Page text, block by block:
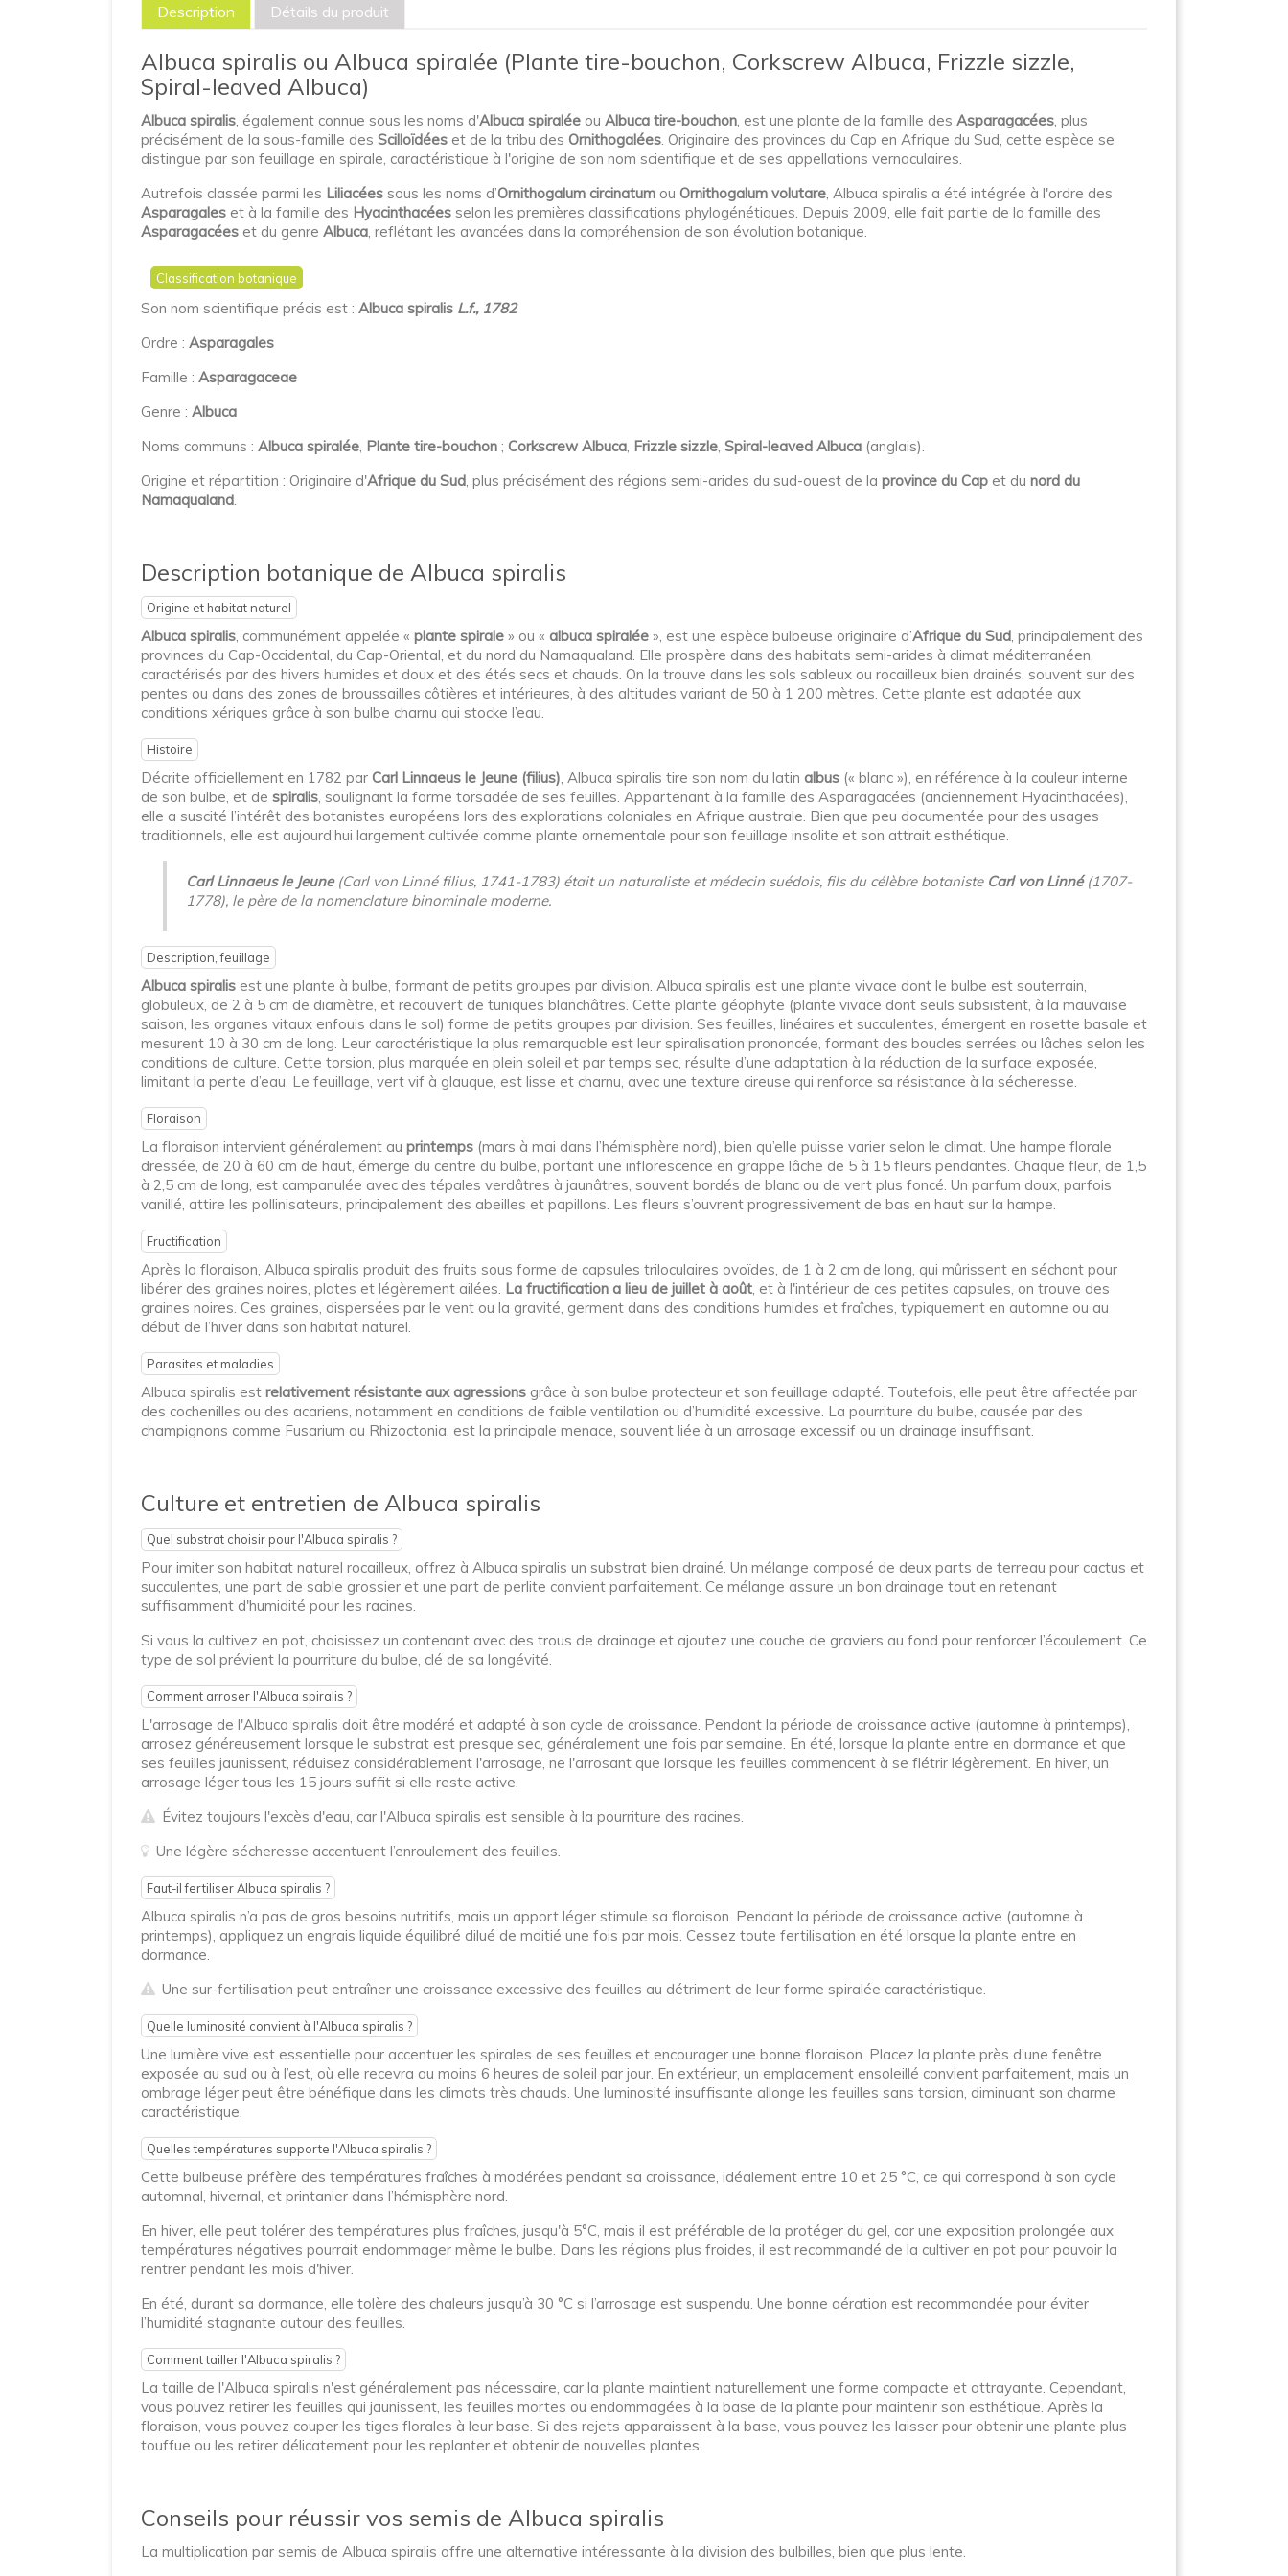
Description Détails du produit
Albuca spiralis ou Albuca spiralée (Plante tire-bouchon, Corkscrew Albuca, Frizzle sizzle,
Spiral-leaved Albuca)
Albuca spiralis , également connue sous les noms d'Albuca spiralée ou Albuca tire-bouchon , est une plante de la famille des Asparagacées , plus
précisément de la sous-famille des Scilloïdées et de la tribu des Ornithogalées . Originaire des provinces du Cap en Afrique du Sud, cette espèce se
distingue par son feuillage en spirale, caractéristique à l'origine de son nom scientifique et de ses appellations vernaculaires.
Autrefois classée parmi les Liliacées sous les noms d’Ornithogalum circinatum ou Ornithogalum volutare , Albuca spiralis a été intégrée à l'ordre des
Asparagales et à la famille des Hyacinthacées selon les premières classifications phylogénétiques. Depuis 2009, elle fait partie de la famille des
Asparagacées et du genre Albuca , reflétant les avancées dans la compréhension de son évolution botanique.
Classification botanique
Son nom scientifique précis est : Albuca spiralis L.f., 1782
Ordre : Asparagales
Famille : Asparagaceae
Genre : Albuca
Noms communs : Albuca spiralée Plante tire-bouchon ; Corkscrew Albuca Frizzle sizzle Spiral-leaved Albuca (anglais).
Origine et répartition : Originaire d'Afrique du Sud , plus précisément des régions semi-arides du sud-ouest de la province du Cap et du nord du
Namaqualand
Description botanique de Albuca spiralis
Origine et habitat naturel
Albuca spiralis, communément appelée « plante spirale » ou « albuca spiralée », est une espèce bulbeuse originaire d’Afrique du Sud, principalement des
provinces du Cap-Occidental, du Cap-Oriental, et du nord du Namaqualand. Elle prospère dans des habitats semi-arides à climat méditerranéen,
caractérisés par des hivers humides et doux et des étés secs et chauds. On la trouve dans les sols sableux ou rocailleux bien drainés, souvent sur des
pentes ou dans des zones de broussailles côtières et intérieures, à des altitudes variant de 50 à 1 200 mètres. Cette plante est adaptée aux
conditions xériques grâce à son bulbe charnu qui stocke l’eau.
Histoire
Décrite officiellement en 1782 par Carl Linnaeus le Jeune (filius), Albuca spiralis tire son nom du latin albus (« blanc »), en référence à la couleur interne
de son bulbe, et de spiralis, soulignant la forme torsadée de ses feuilles. Appartenant à la famille des Asparagacées (anciennement Hyacinthacées),
elle a suscité l’intérêt des botanistes européens lors des explorations coloniales en Afrique australe. Bien que peu documentée pour des usages
traditionnels, elle est aujourd’hui largement cultivée comme plante ornementale pour son feuillage insolite et son attrait esthétique.
Carl Linnaeus le Jeune(Carl von Linné filius, 1741-1783) était un naturaliste et médecin suédois, fils du célèbre botaniste Carl von Linné(1707-
1778), le père de la nomenclature binominale moderne.
Description, feuillage
Albuca spiralis est une plante à bulbe, formant de petits groupes par division. Albuca spiralis est une plante vivace dont le bulbe est souterrain,
globuleux, de 2 à 5 cm de diamètre, et recouvert de tuniques blanchâtres. Cette plante géophyte (plante vivace dont seuls subsistent, à la mauvaise
saison, les organes vitaux enfouis dans le sol) forme de petits groupes par division. Ses feuilles, linéaires et succulentes, émergent en rosette basale et
mesurent 10 à 30 cm de long. Leur caractéristique la plus remarquable est leur spiralisation prononcée, formant des boucles serrées ou lâches selon les
conditions de culture. Cette torsion, plus marquée en plein soleil et par temps sec, résulte d’une adaptation à la réduction de la surface exposée,
limitant la perte d’eau. Le feuillage, vert vif à glauque, est lisse et charnu, avec une texture cireuse qui renforce sa résistance à la sécheresse.
Floraison
La floraison intervient généralement au printemps (mars à mai dans l’hémisphère nord), bien qu’elle puisse varier selon le climat. Une hampe florale
dressée, de 20 à 60 cm de haut, émerge du centre du bulbe, portant une inflorescence en grappe lâche de 5 à 15 fleurs pendantes. Chaque fleur, de 1,5
à 2,5 cm de long, est campanulée avec des tépales verdâtres à jaunâtres, souvent bordés de blanc ou de vert plus foncé. Un parfum doux, parfois
vanillé, attire les pollinisateurs, principalement des abeilles et papillons. Les fleurs s’ouvrent progressivement de bas en haut sur la hampe.
Fructification
Après la floraison, Albuca spiralis produit des fruits sous forme de capsules triloculaires ovoïdes, de 1 à 2 cm de long, qui mûrissent en séchant pour
libérer des graines noires, plates et légèrement ailées. La fructification a lieu de juillet à août, et à l'intérieur de ces petites capsules, on trouve des
graines noires. Ces graines, dispersées par le vent ou la gravité, germent dans des conditions humides et fraîches, typiquement en automne ou au
début de l’hiver dans son habitat naturel.
Parasites et maladies
Albuca spiralis est relativement résistante aux agressions grâce à son bulbe protecteur et son feuillage adapté. Toutefois, elle peut être affectée par
des cochenilles ou des acariens, notamment en conditions de faible ventilation ou d’humidité excessive. La pourriture du bulbe, causée par des
champignons comme Fusarium ou Rhizoctonia, est la principale menace, souvent liée à un arrosage excessif ou un drainage insuffisant.
Culture et entretien de Albuca spiralis
Quel substrat choisir pour l'Albuca spiralis ?
Pour imiter son habitat naturel rocailleux, offrez à Albuca spiralis un substrat bien drainé. Un mélange composé de deux parts de terreau pour cactus et
succulentes, une part de sable grossier et une part de perlite convient parfaitement. Ce mélange assure un bon drainage tout en retenant
suffisamment d'humidité pour les racines.
Si vous la cultivez en pot, choisissez un contenant avec des trous de drainage et ajoutez une couche de graviers au fond pour renforcer l’écoulement. Ce
type de sol prévient la pourriture du bulbe, clé de sa longévité.
Comment arroser l'Albuca spiralis ?
L'arrosage de l'Albuca spiralis doit être modéré et adapté à son cycle de croissance. Pendant la période de croissance active (automne à printemps),
arrosez généreusement lorsque le substrat est presque sec, généralement une fois par semaine. En été, lorsque la plante entre en dormance et que
ses feuilles jaunissent, réduisez considérablement l'arrosage, ne l'arrosant que lorsque les feuilles commencent à se flétrir légèrement. En hiver, un
arrosage léger tous les 15 jours suffit si elle reste active.
Évitez toujours l'excès d'eau, car l'Albuca spiralis est sensible à la pourriture des racines.
Une légère sécheresse accentuent l’enroulement des feuilles.
Faut-il fertiliser Albuca spiralis ?
Albuca spiralis n’a pas de gros besoins nutritifs, mais un apport léger stimule sa floraison. Pendant la période de croissance active (automne à
printemps), appliquez un engrais liquide équilibré dilué de moitié une fois par mois. Cessez toute fertilisation en été lorsque la plante entre en
dormance.
Une sur-fertilisation peut entraîner une croissance excessive des feuilles au détriment de leur forme spiralée caractéristique.
Quelle luminosité convient à l'Albuca spiralis ?
Une lumière vive est essentielle pour accentuer les spirales de ses feuilles et encourager une bonne floraison. Placez la plante près d’une fenêtre
exposée au sud ou à l’est, où elle recevra au moins 6 heures de soleil par jour. En extérieur, un emplacement ensoleillé convient parfaitement, mais un
ombrage léger peut être bénéfique dans les climats très chauds. Une luminosité insuffisante allonge les feuilles sans torsion, diminuant son charme
caractéristique.
Quelles températures supporte l'Albuca spiralis ?
Cette bulbeuse préfère des températures fraîches à modérées pendant sa croissance, idéalement entre 10 et 25 °C, ce qui correspond à son cycle
automnal, hivernal, et printanier dans l’hémisphère nord.
En hiver, elle peut tolérer des températures plus fraîches, jusqu'à 5°C, mais il est préférable de la protéger du gel, car une exposition prolongée aux
températures négatives pourrait endommager même le bulbe. Dans les régions plus froides, il est recommandé de la cultiver en pot pour pouvoir la
rentrer pendant les mois d'hiver.
En été, durant sa dormance, elle tolère des chaleurs jusqu’à 30 °C si l’arrosage est suspendu. Une bonne aération est recommandée pour éviter
l’humidité stagnante autour des feuilles.
Comment tailler l'Albuca spiralis ?
La taille de l'Albuca spiralis n'est généralement pas nécessaire, car la plante maintient naturellement une forme compacte et attrayante. Cependant,
vous pouvez retirer les feuilles qui jaunissent, les feuilles mortes ou endommagées à la base de la plante pour maintenir son esthétique. Après la
floraison, vous pouvez couper les tiges florales à leur base. Si des rejets apparaissent à la base, vous pouvez les laisser pour obtenir une plante plus
touffue ou les retirer délicatement pour les replanter et obtenir de nouvelles plantes.
Conseils pour réussir vos semis de Albuca spiralis
La multiplication par semis de Albuca spiralis offre une alternative intéressante à la division des bulbilles, bien que plus lente.